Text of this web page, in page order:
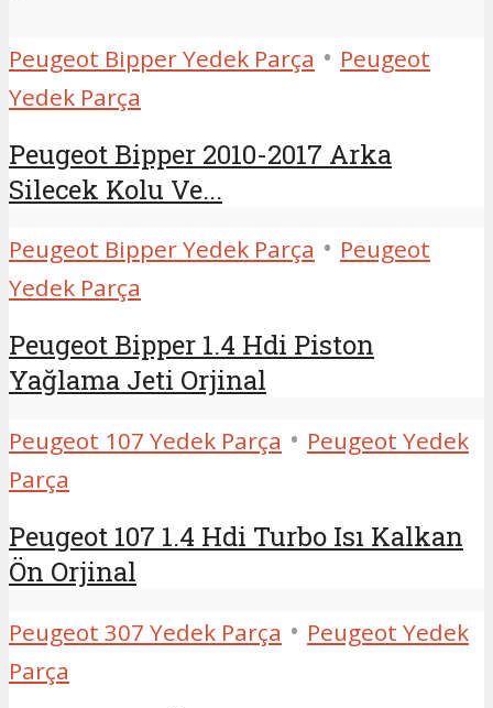
Peugeot Bipper Yedek Parça • Peugeot
Yedek Parça
Peugeot Bipper 2010-2017 Arka
Silecek Kolu Ve...
Peugeot Bipper Yedek Parça • Peugeot
Yedek Parça
Peugeot Bipper 1.4 Hdi Piston
Yağlama Jeti Orjinal
Peugeot 107 Yedek Parça • Peugeot Yedek
Parça
Peugeot 107 1.4 Hdi Turbo Isı Kalkan
Ön Orjinal
Peugeot 307 Yedek Parça • Peugeot Yedek
Parça